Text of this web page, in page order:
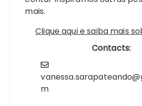
mais.
Clique aqui e saiba mais
Contacts:
m